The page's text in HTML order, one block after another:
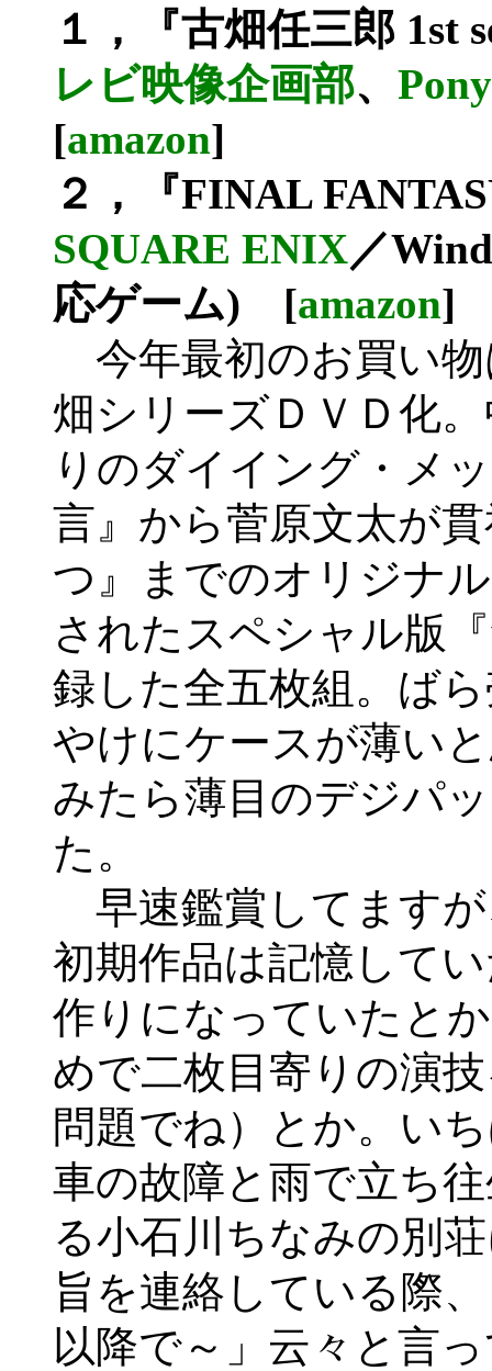
１，『古畑任三郎 1st
レビ映像企画部、
[amazon]
２，『FINAL
SQUARE ENIX／
応ゲーム) [amazon]
今年最初のお買い
畑シリーズＤＶＤ化
りのダイイング・メ
言』から菅原文太が
つ』までのオリジナ
されたスペシャル版
録した全五枚組。ば
やけにケースが薄い
みたら薄目のデジパ
た。
早速鑑賞してます
初期作品は記憶して
作りになっていたと
めで二枚目寄りの演
問題でね）とか。い
車の故障と雨で立ち
る小石川ちなみの別
旨を連絡している際
以降で～」云々と言